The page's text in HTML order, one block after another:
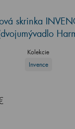
skrinka
Kolekcie
Invence